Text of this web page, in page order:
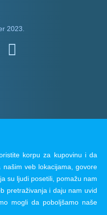
2023.
korpu za kupovinu i da
našim veb lokacijama, govore
su ljudi posetili, pomažu nam
pretraživanja i daju nam uvid
mogli da poboljšamo naše